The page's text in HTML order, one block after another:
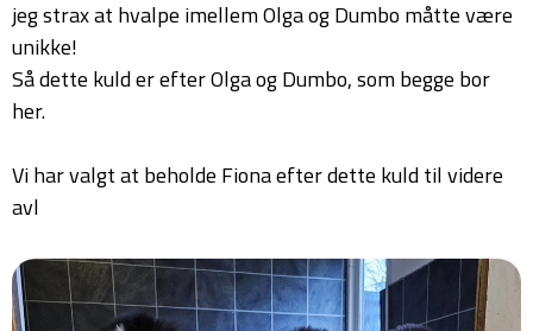
jeg strax at hvalpe imellem Olga og Dumbo måtte være
unikke!
Så dette kuld er efter Olga og Dumbo, som begge bor
her.
Vi har valgt at beholde Fiona efter dette kuld til videre
avl